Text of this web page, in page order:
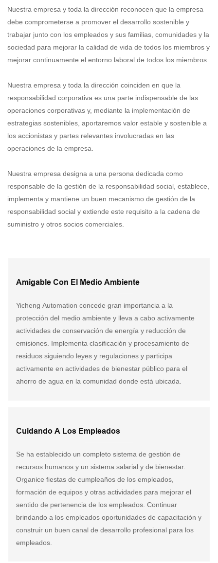
Nuestra empresa y toda la dirección reconocen que la empresa
debe comprometerse a promover el desarrollo sostenible y
trabajar junto con los empleados y sus familias, comunidades y la
sociedad para mejorar la calidad de vida de todos los miembros y
mejorar continuamente el entorno laboral de todos los miembros.
Nuestra empresa y toda la dirección coinciden en que la
responsabilidad corporativa es una parte indispensable de las
operaciones corporativas y, mediante la implementación de
estrategias sostenibles, aportaremos valor estable y sostenible a
los accionistas y partes relevantes involucradas en las
operaciones de la empresa.
Nuestra empresa designa a una persona dedicada como
responsable de la gestión de la responsabilidad social, establece,
implementa y mantiene un buen mecanismo de gestión de la
responsabilidad social y extiende este requisito a la cadena de
suministro y otros socios comerciales.
Amigable Con El Medio Ambiente
Yicheng Automation concede gran importancia a la
protección del medio ambiente y lleva a cabo activamente
actividades de conservación de energía y reducción de
emisiones. Implementa clasificación y procesamiento de
residuos siguiendo leyes y regulaciones y participa
activamente en actividades de bienestar público para el
ahorro de agua en la comunidad donde está ubicada.
Cuidando A Los Empleados
Se ha establecido un completo sistema de gestión de
recursos humanos y un sistema salarial y de bienestar.
Organice fiestas de cumpleaños de los empleados,
formación de equipos y otras actividades para mejorar el
sentido de pertenencia de los empleados. Continuar
brindando a los empleados oportunidades de capacitación y
construir un buen canal de desarrollo profesional para los
empleados.